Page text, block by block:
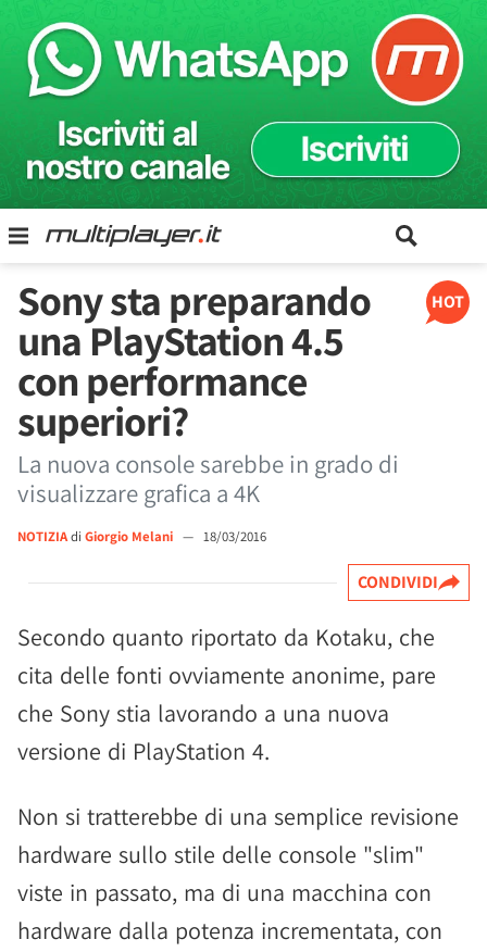
HOT
Sony sta preparando
una PlayStation 4.5
con performance
superiori?
La nuova console sarebbe in grado di
visualizzare grafica a 4K
NOTIZIAdi Giorgio Melani — 18/03/2016
CONDIVIDI
Secondo quanto riportato da Kotaku, che
cita delle fonti ovviamente anonime, pare
che Sony stia lavorando a una nuova
versione di PlayStation 4.
Non si tratterebbe di una semplice revisione
hardware sullo stile delle console "slim"
viste in passato, ma di una macchina con
hardware dalla potenza incrementata, con